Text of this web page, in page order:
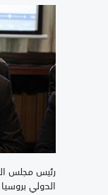
رئيس مجلس
الدولي بروسيا